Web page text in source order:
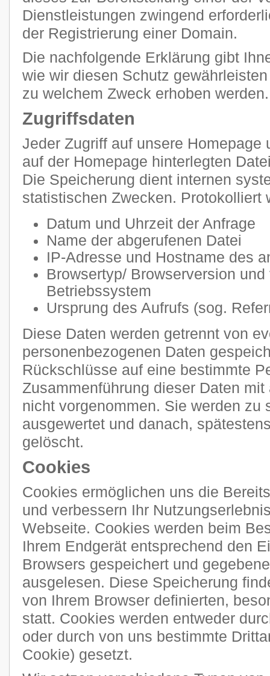
Dienstleistungen zwingend
der Registrierung einer Domain.
Die nachfolgende Erklärung gibt
wie wir diesen Schutz
zu welchem Zweck erhoben werden.
Zugriffsdaten
Jeder Zugriff auf unsere Homepage
auf der Homepage hinterlegten
Die Speicherung dient internen
statistischen Zwecken. Protokolliert
Datum und Uhrzeit der Anfrage
Name der abgerufenen Datei
IP-Adresse und Hostname des
Browsertyp/ Browserversion
Betriebssystem
Ursprung des Aufrufs (sog.
Diese Daten werden getrennt von
personenbezogenen Daten
Rückschlüsse auf eine bestimmte
Zusammenführung dieser Daten
nicht vorgenommen. Sie werden zu
ausgewertet und danach,
gelöscht.
Cookies
Cookies ermöglichen uns die
und verbessern Ihr
Webseite. Cookies werden beim
Ihrem Endgerät entsprechend den
Browsers gespeichert und
ausgelesen. Diese Speicherung
von Ihrem Browser definierten,
statt. Cookies werden entweder
oder durch von uns bestimmte
Cookie) gesetzt.